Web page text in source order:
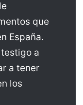
que
España.
a
a tener
los